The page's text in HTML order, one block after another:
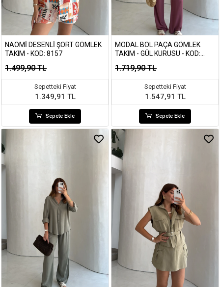
NAOMI DESENLI ŞORT GÖMLEK
TAKIM - KOD: 8157
1.499,90 TL
Sepetteki Fiyat
1.349,91 TL
Sepete Ekle
MODAL BOL PAÇA GÖMLEK
TAKIM - GÜL KURUSU - KOD:
1.719,90 TL
Sepetteki Fiyat
1.547,91 TL
Sepete Ekle